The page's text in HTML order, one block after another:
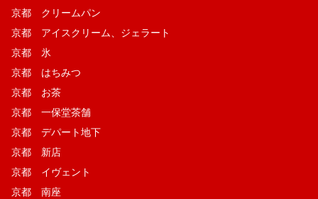
京都 クリームパン
京都 アイスクリーム、ジェラート
京都 氷
京都 はちみつ
京都 お茶
京都 一保堂茶舗
京都 デパート地下
京都 新店
京都 イヴェント
京都 南座